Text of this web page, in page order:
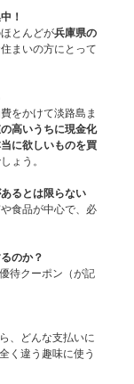
！
とんどが兵庫県の
まいの方にとって
をかけて淡路島ま
高いうちに現金化
に欲しいものを買
ょう。
るとは限らない
食品が中心で、必
のか？
待クーポン（が記
、どんな支払いに
く違う趣味に使う